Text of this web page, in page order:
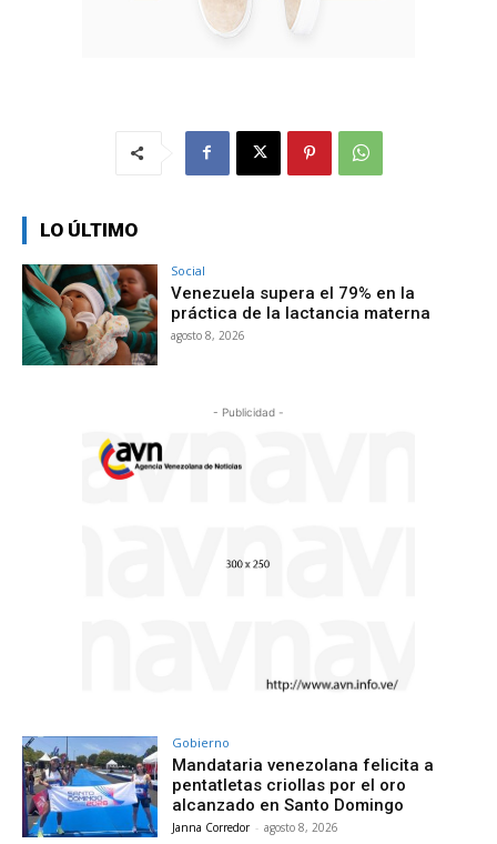
LO ÚLTIMO
Social
Venezuela supera el 79% en la
práctica de la lactancia materna
agosto 8, 2026
- Publicidad -
Gobierno
Mandataria venezolana felicita a
pentatletas criollas por el oro
alcanzado en Santo Domingo
Janna Corredor - agosto 8, 2026